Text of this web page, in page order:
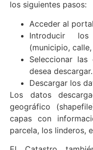
los siguientes pasos:
Acceder al
Introducir
(municipio,
Seleccionar
desea descargar.
Descargar los
Los datos
geográfico
capas con
parcela, los linderos,